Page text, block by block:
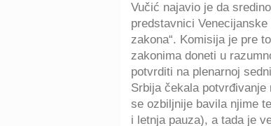
Vučić najavio je da
predstavnici
zakona“. Komisija je pre
zakonima doneti u
potvrditi na plenarnoj
Srbija čekala
se ozbiljnije bavila njime
i letnja pauza), a tada je